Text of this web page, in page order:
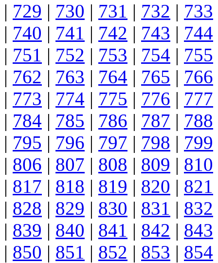
| 729 | 730 | 731 | 732 | 733
| 740 | 741 | 742 | 743 | 744
| 751 | 752 | 753 | 754 | 755
| 762 | 763 | 764 | 765 | 766
| 773 | 774 | 775 | 776 | 777
| 784 | 785 | 786 | 787 | 788
| 795 | 796 | 797 | 798 | 799
| 806 | 807 | 808 | 809 | 810
| 817 | 818 | 819 | 820 | 821
| 828 | 829 | 830 | 831 | 832
| 839 | 840 | 841 | 842 | 843
| 850 | 851 | 852 | 853 | 854